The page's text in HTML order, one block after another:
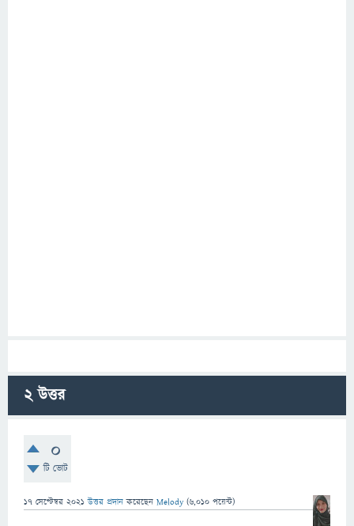
2উত্তর
0
টি ভোট
17 সেপ্টেম্বর 2021 উত্তর প্রদান করেছেন Melody (6,010 পয়েন্ট)